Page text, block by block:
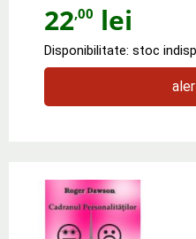
22,00 lei
Disponibilitate: stoc